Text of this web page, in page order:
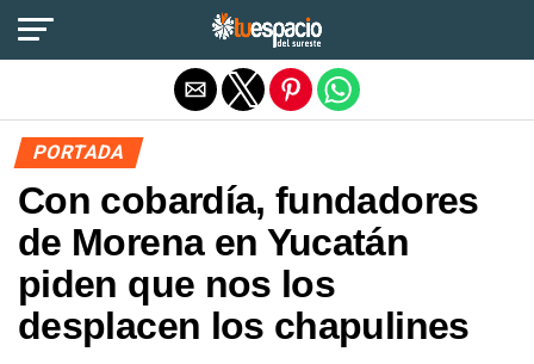
PORTADA
Con cobardía, fundadores
de Morena en Yucatán
piden que nos los
desplacen los chapulines
Salir de la versión móvil